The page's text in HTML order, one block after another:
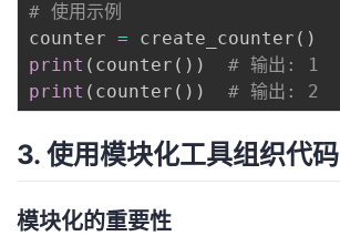
# 使用示例
counter = create_counter ( )
print ( counter ( ) )
# 输出: 1
print ( counter ( ) ) # 输出: 2
3. 使用模块化工具组织代码
模块化的重要性